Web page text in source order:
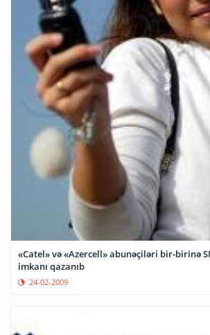
«Catel» və «Azercell» abunəçiləri bir-birinə
imkanı qazanıb
24-02-2009